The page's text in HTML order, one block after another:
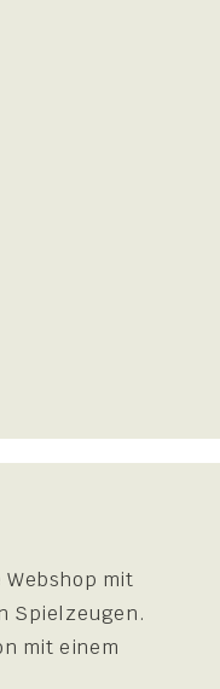
mit
Spielzeugen.
mit einem